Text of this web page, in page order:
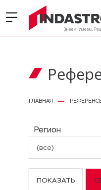
ГЛАВНАЯ
Регион
(все)